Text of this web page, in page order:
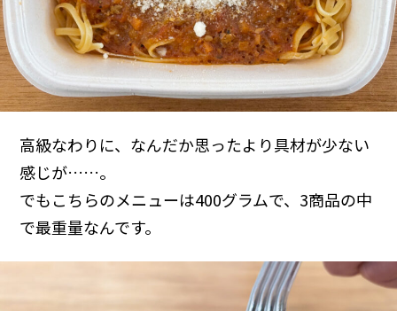
高級なわりに、なんだか思ったより具材が少ない
感じが……。
でもこちらのメニューは400グラムで、3商品の中
で最重量なんです。